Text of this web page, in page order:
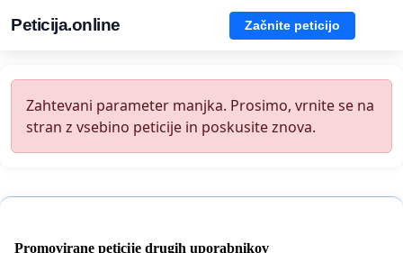
Peticija.online Začnite peticijo
Zahtevani parameter manjka. Prosimo, vrnite se na
stran z vsebino peticije in poskusite znova.
Promovirane peticije drugih uporabnikov